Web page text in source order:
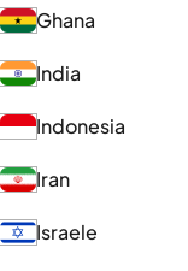
Ghana
India
Indonesia
Iran
Israele